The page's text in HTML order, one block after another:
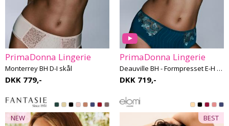
PrimaDonna Lingerie
Monterrey BH D-I skål
DKK 779,-
PrimaDonna Lingerie
Deauville BH - Formpresset E-H skål
DKK 719,-
NEW BEST